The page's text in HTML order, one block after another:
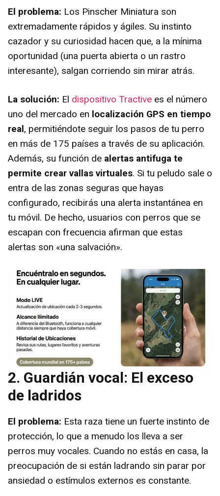
El problema: Los Pinscher Miniatura son
extremadamente rápidos y ágiles. Su instinto
cazador y su curiosidad hacen que, a la mínima
oportunidad (una puerta abierta o un rastro
interesante), salgan corriendo sin mirar atrás.
La solución: El dispositivo Tractive es el número
uno del mercado en localización GPS en tiempo
real, permitiéndote seguir los pasos de tu perro
en más de 175 países a través de su aplicación.
Además, su función de alertas antifuga te
permite crear vallas virtuales. Si tu peludo sale o
entra de las zonas seguras que hayas
configurado, recibirás una alerta instantánea en
tu móvil. De hecho, usuarios con perros que se
escapan con frecuencia afirman que estas
alertas son «una salvación».
2. Guardián vocal: El exceso
de ladridos
El problema: Esta raza tiene un fuerte instinto de
protección, lo que a menudo los lleva a ser
perros muy vocales. Cuando no estás en casa, la
preocupación de si están ladrando sin parar por
ansiedad o estímulos externos es constante.